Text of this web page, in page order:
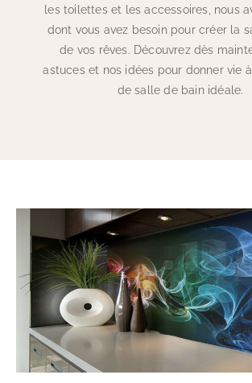
les toilettes et les accessoires, nous
dont vous avez besoin pour créer la
de vos rêves. Découvrez dès
astuces et nos idées pour donner vie
de salle de bain idéale.